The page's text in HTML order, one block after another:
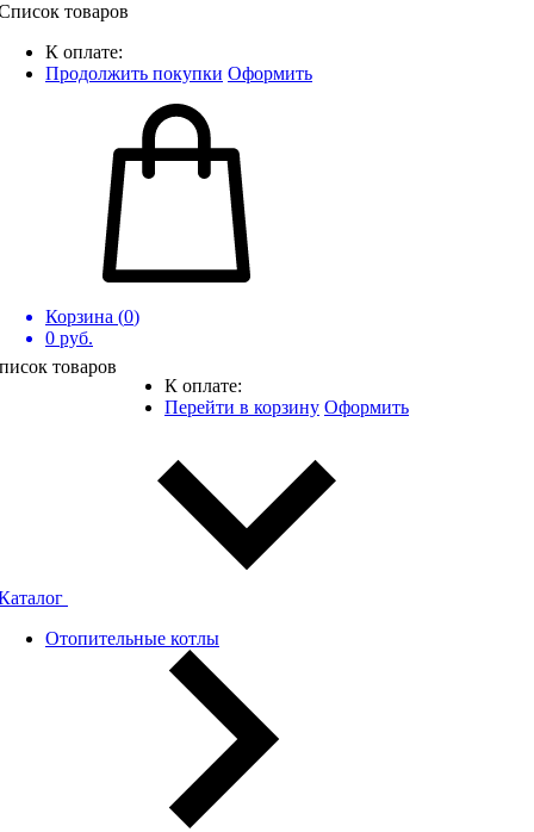
товаров
К оплате:
Продолжить покупки Оформить
Корзина (0)
0 руб.
товаров
К оплате:
Перейти в корзину Оформить
Отопительные котлы